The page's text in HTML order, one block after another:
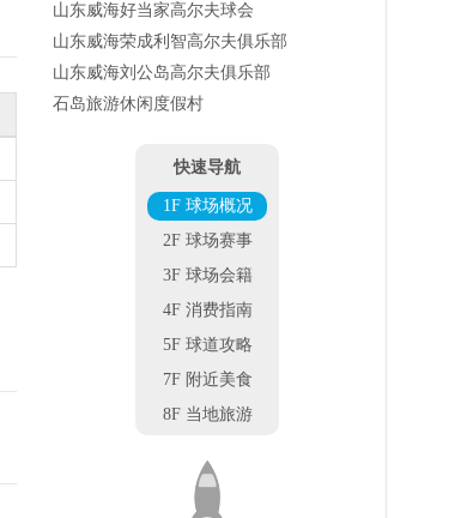
山东威海好当家高尔夫球会
山东威海荣成利智高尔夫俱乐部
山东威海刘公岛高尔夫俱乐部
石岛旅游休闲度假村
快速导航
1F 球场概况
2F 球场赛事
3F 球场会籍
4F 消费指南
5F 球道攻略
7F 附近美食
8F 当地旅游